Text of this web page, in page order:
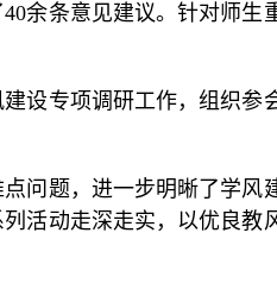
余条意见建议。针对师生
设专项调研工作，组织参
问题，进一步明晰了学风
活动走深走实，以优良教